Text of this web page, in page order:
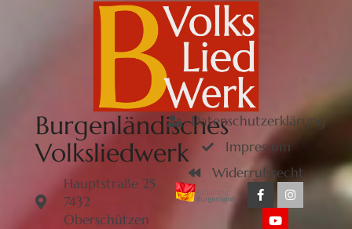
Burgenländisches
Volksliedwerk
Hauptstraße 25
7432
Oberschützen
Datenschutzerklärung
Impressum
Widerrufsrecht